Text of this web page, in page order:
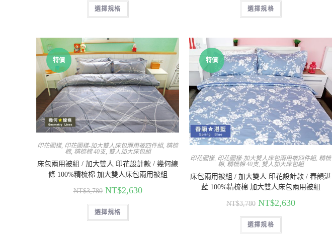
選擇規格 選擇規格
特價
印花圖樣, 印花圖樣-加大雙人床包兩用被四件組, 精梳
棉, 精梳棉 40支, 雙人加大床包組
床包兩用被組 / 加大雙人 印花設計款 / 幾何線
條 100%精梳棉 加大雙人床包兩用被組
NT$3,780 NT$2,630
選擇規格
特價
印花圖樣, 印花圖樣-加大雙人床包兩用被四件組, 精梳
棉, 精梳棉 40支, 雙人加大床包組
床包兩用被組 / 加大雙人 印花設計款 / 春韻湛
藍 100%精梳棉 加大雙人床包兩用被組
NT$3,780 NT$2,630
選擇規格